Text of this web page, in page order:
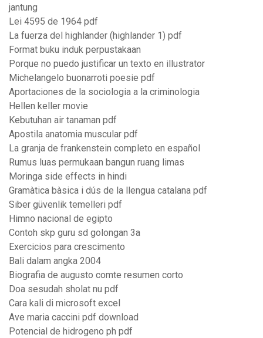
jantung
Lei 4595 de 1964 pdf
La fuerza del highlander (highlander 1) pdf
Format buku induk perpustakaan
Porque no puedo justificar un texto en illustrator
Michelangelo buonarroti poesie pdf
Aportaciones de la sociologia a la criminologia
Hellen keller movie
Kebutuhan air tanaman pdf
Apostila anatomia muscular pdf
La granja de frankenstein completo en español
Rumus luas permukaan bangun ruang limas
Moringa side effects in hindi
Gramàtica bàsica i dús de la llengua catalana pdf
Siber güvenlik temelleri pdf
Himno nacional de egipto
Contoh skp guru sd golongan 3a
Exercicios para crescimento
Bali dalam angka 2004
Biografia de augusto comte resumen corto
Doa sesudah sholat nu pdf
Cara kali di microsoft excel
Ave maria caccini pdf download
Potencial de hidrogeno ph pdf